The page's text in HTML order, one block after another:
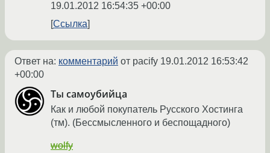
19.01.2012 16:54:35 +00:00
Ссылка
Ответ на: комментарий от pacify 19.01.2012 16:53:42
+00:00
Ты самоубийца
Как и любой покупатель Русского Хостинга
(тм). (Бессмысленного и беспощадного)
wolfy